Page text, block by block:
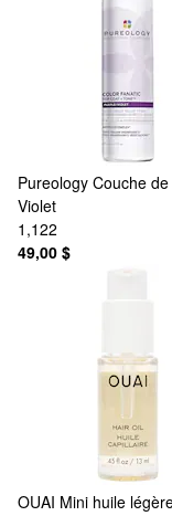
Pureology Couche
Violet
1,122
49,00 $
OUAI Mini huile